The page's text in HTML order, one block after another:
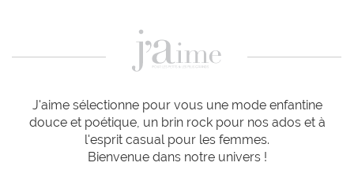
J'aime sélectionne pour vous une mode enfantine
douce et poétique, un brin rock pour nos ados et à
l'esprit casual pour les femmes.
Bienvenue dans notre univers !